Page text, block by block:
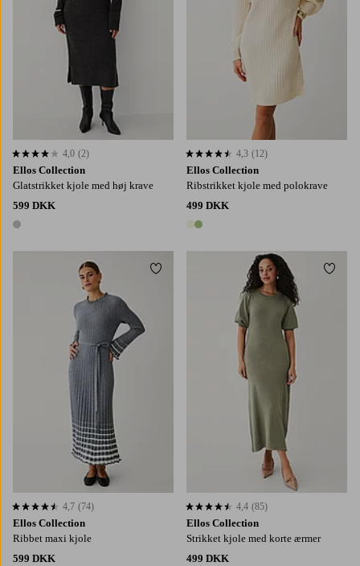
Ellos Collection
Glatstrikket kjole med høj krave
599 DKK
1 farve
4,0 baseret på 2 bedømmelser
4,0 (2)
Ellos Collection
Ribstrikket kjole med polokrave
499 DKK
2 farver
4,3 baseret på 12 bedømmelser
4,3 (12)
Ellos Collection
Ribbet maxi kjole
599 DKK
4,7 baseret på 74 bedømmelser
4,7 (74)
Tilføj til favoritter
Ellos Collection
Strikket kjole med korte ærmer
499 DKK
4,4 baseret på 85 bedømmelser
4,4 (85)
42/4446/48 50/52